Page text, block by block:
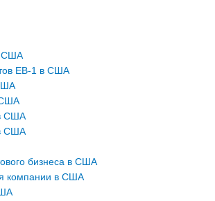
США
EB-1 в США
США
США
США
бизнеса в США
компании в США